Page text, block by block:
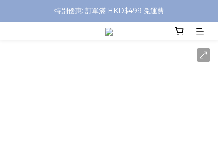
特別優惠: 訂單滿 HKD$499 免運費
特別優惠: 訂單滿 HKD$499 免運費
門店自取 任何消費免運費